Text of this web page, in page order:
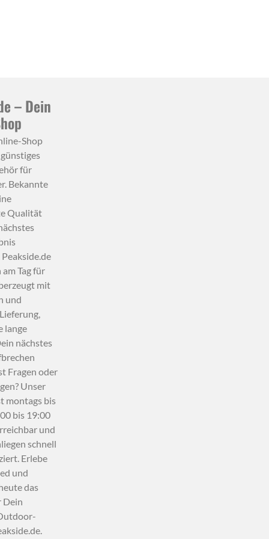
– Dein
Shop
für
Bekannte
Qualität
Tag für
mit
und
lange
nächstes
Fragen oder
Unser
montags bis
bis 19:00
und
schnell
Erlebe
und
das
Dein